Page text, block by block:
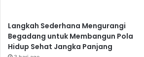
Langkah Sederhana Mengurangi
Begadang untuk Membangun Pola
Hidup Sehat Jangka Panjang